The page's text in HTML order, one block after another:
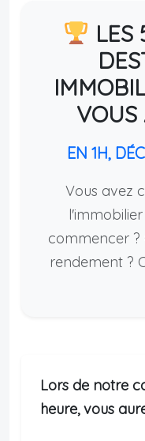
LES
EN 1H,
Vous avez
commencer ?
rendement ?
Lors de notre
heure, vous